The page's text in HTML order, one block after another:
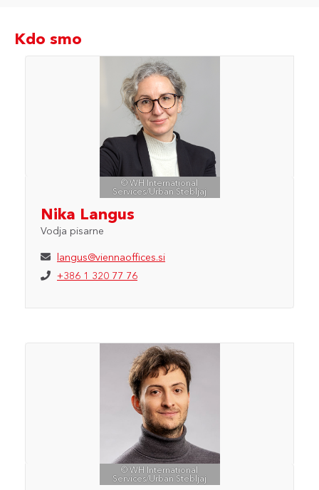
Kdo smo
© WH International
Services/Urban Štebljaj
Nika Langus
Vodja pisarne
langus@viennaoffices.si
+386 1 320 77 76
© WH International
Services/Urban Štebljaj